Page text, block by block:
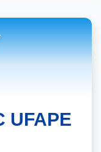
UFAPE